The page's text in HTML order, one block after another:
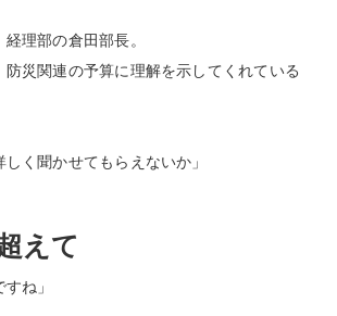
理部の倉田部長。
防災関連の予算に理解を示してくれている
しく聞かせてもらえないか」
えて
ね」